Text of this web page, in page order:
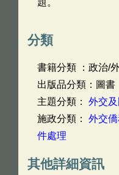
題。
分類
書籍分類 ：政治/
出版品分類：圖書
主題分類： 外交
施政分類： 外交
件處理
其他詳細資訊